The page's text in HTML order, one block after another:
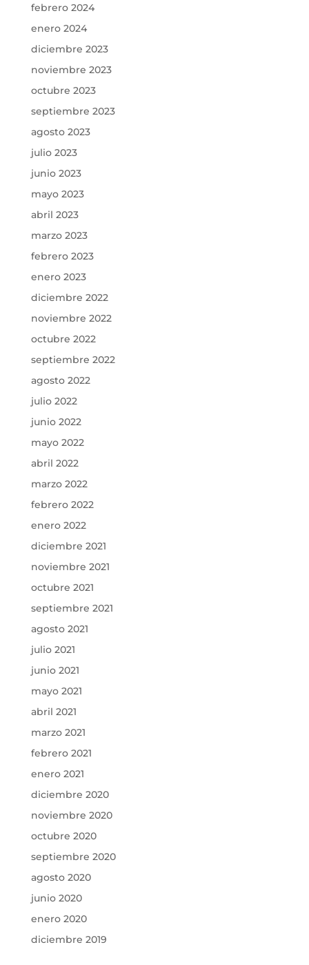
febrero 2024
enero 2024
diciembre 2023
noviembre 2023
octubre 2023
septiembre 2023
agosto 2023
julio 2023
junio 2023
mayo 2023
abril 2023
marzo 2023
febrero 2023
enero 2023
diciembre 2022
noviembre 2022
octubre 2022
septiembre 2022
agosto 2022
julio 2022
junio 2022
mayo 2022
abril 2022
marzo 2022
febrero 2022
enero 2022
diciembre 2021
noviembre 2021
octubre 2021
septiembre 2021
agosto 2021
julio 2021
junio 2021
mayo 2021
abril 2021
marzo 2021
febrero 2021
enero 2021
diciembre 2020
noviembre 2020
octubre 2020
septiembre 2020
agosto 2020
junio 2020
enero 2020
diciembre 2019